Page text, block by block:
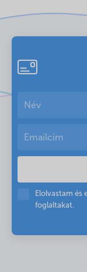
Elolvastam és
foglaltakat.